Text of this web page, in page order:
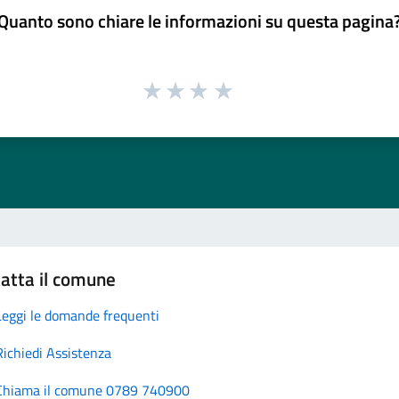
sono chiare le informazioni su questa
il comune
le domande frequenti
Assistenza
il comune 0789 740900